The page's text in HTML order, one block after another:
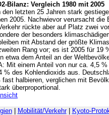
Bilanz: Vergleich 1980 mit 2005
letzten 25 Jahren stark
2005. Nachwievor verursacht die
rückte aber auf Platz zwei
der besonders
mit Abstand der größte
Rang vor; es ist 2005 für 19
etwa dem Anteil an der
Mit einem Anteil von nur ca. 4,5 %
% des Kohlendioxids aus.
halbieren, verglichen mit
überproportional.
| Mobilität/Verkehr| Kyoto-